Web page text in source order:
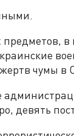
чумы в
девять